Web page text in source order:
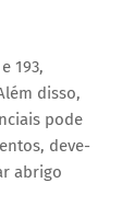
193,
disso,
pode
deve-
abrigo